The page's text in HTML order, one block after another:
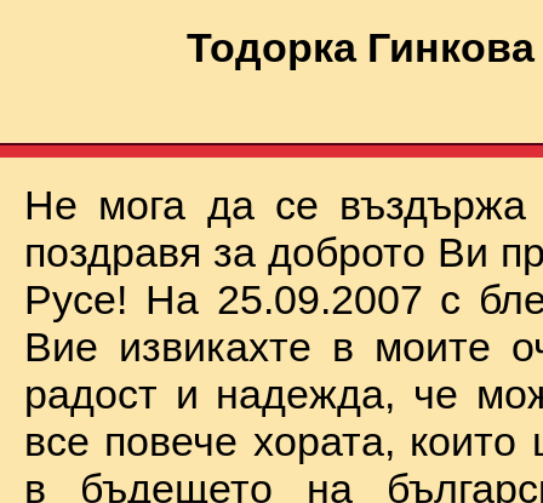
Тодорка
Не мога да се
поздравя за доброто Ви
Русе! На 25.09.2007 с
Вие извикахте в моите
радост и надежда, че
все повече хората, които
в бъдещето на